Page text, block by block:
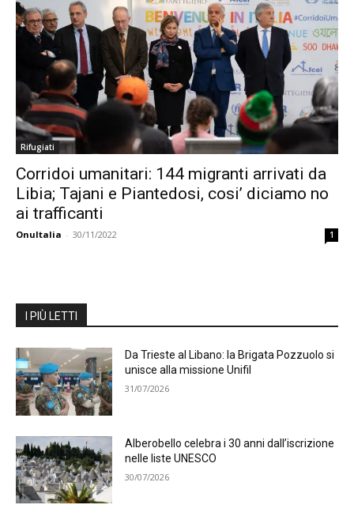
Rifugiati
Corridoi umanitari: 144 migranti arrivati da
Libia; Tajani e Piantedosi, cosi’ diciamo no
ai trafficanti
OnuItalia - 30/11/2022 1
I PIÙ LETTI
Da Trieste al Libano: la Brigata Pozzuolo si
unisce alla missione Unifil
31/07/2026
Alberobello celebra i 30 anni dall’iscrizione
nelle liste UNESCO
30/07/2026